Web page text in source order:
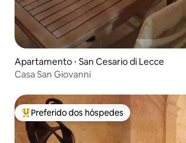
Apartamento ⋅ San Cesario di Lecce
Casa San Giovanni
Entre os melhores preferidos dos hóspedes
Preferido dos hóspedes